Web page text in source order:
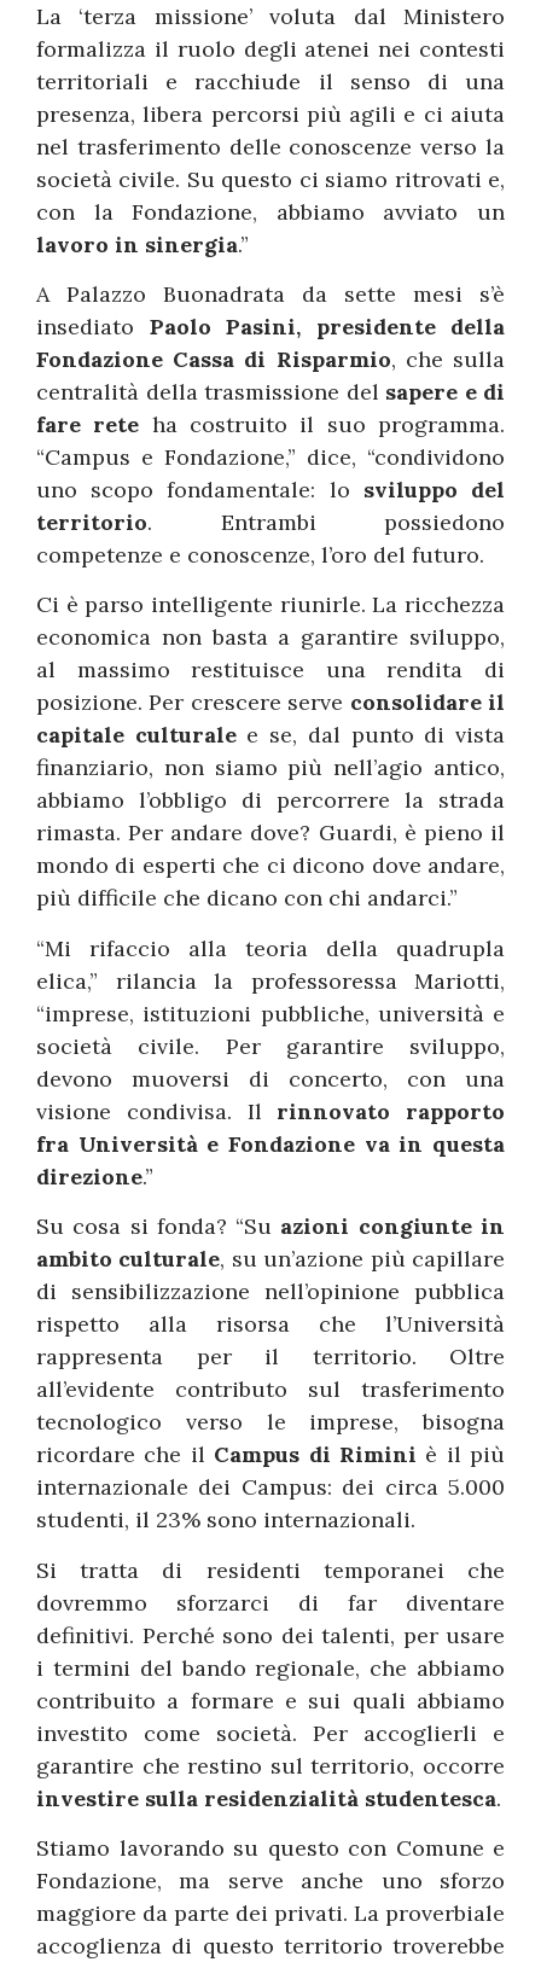
La ‘terza missione’ voluta dal Ministero
formalizza il ruolo degli atenei nei contesti
territoriali e racchiude il senso di una
presenza, libera percorsi più agili e ci aiuta
nel trasferimento delle conoscenze verso la
società civile. Su questo ci siamo ritrovati e,
con la Fondazione, abbiamo avviato un
lavoro in sinergia.”
A Palazzo Buonadrata da sette mesi s’è
insediato Paolo Pasini, presidente della
Fondazione Cassa di Risparmio, che sulla
centralità della trasmissione del sapere e di
fare rete ha costruito il suo programma.
“Campus e Fondazione,” dice, “condividono
uno scopo fondamentale: lo sviluppo del
territorio. Entrambi possiedono
competenze e conoscenze, l’oro del futuro.
Ci è parso intelligente riunirle. La ricchezza
economica non basta a garantire sviluppo,
al massimo restituisce una rendita di
posizione. Per crescere serve consolidare il
capitale culturale e se, dal punto di vista
finanziario, non siamo più nell’agio antico,
abbiamo l’obbligo di percorrere la strada
rimasta. Per andare dove? Guardi, è pieno il
mondo di esperti che ci dicono dove andare,
più difficile che dicano con chi andarci.”
“Mi rifaccio alla teoria della quadrupla
elica,” rilancia la professoressa Mariotti,
“imprese, istituzioni pubbliche, università e
società civile. Per garantire sviluppo,
devono muoversi di concerto, con una
visione condivisa. Il rinnovato rapporto
fra Università e Fondazione va in questa
direzione.”
Su cosa si fonda? “Su azioni congiunte in
ambito culturale, su un’azione più capillare
di sensibilizzazione nell’opinione pubblica
rispetto alla risorsa che l’Università
rappresenta per il territorio. Oltre
all’evidente contributo sul trasferimento
tecnologico verso le imprese, bisogna
ricordare che il Campus di Rimini è il più
internazionale dei Campus: dei circa 5.000
studenti, il 23% sono internazionali.
Si tratta di residenti temporanei che
dovremmo sforzarci di far diventare
definitivi. Perché sono dei talenti, per usare
i termini del bando regionale, che abbiamo
contribuito a formare e sui quali abbiamo
investito come società. Per accoglierli e
garantire che restino sul territorio, occorre
investire sulla residenzialità studentesca.
Stiamo lavorando su questo con Comune e
Fondazione, ma serve anche uno sforzo
maggiore da parte dei privati. La proverbiale
accoglienza di questo territorio troverebbe